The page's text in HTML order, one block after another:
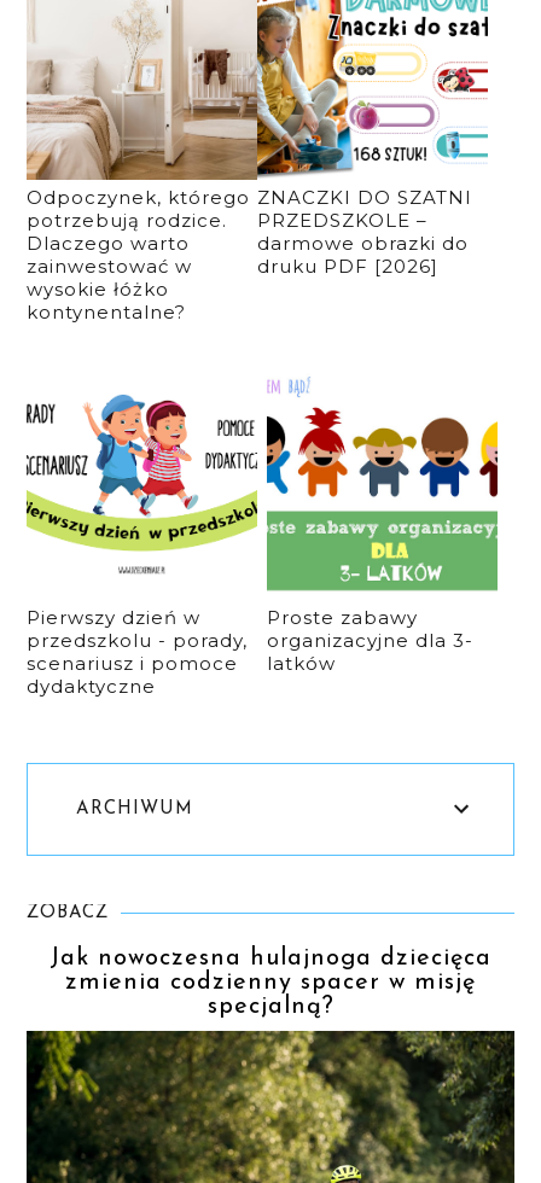
Odpoczynek, którego
potrzebują rodzice.
Dlaczego warto
zainwestować w
wysokie łóżko
kontynentalne?
ZNACZKI DO SZATNI
PRZEDSZKOLE –
darmowe obrazki do
druku PDF [2026]
Pierwszy dzień w
przedszkolu - porady,
scenariusz i pomoce
dydaktyczne
Proste zabawy
organizacyjne dla 3-
latków
ARCHIWUM
ZOBACZ
Jak nowoczesna hulajnoga dziecięca
zmienia codzienny spacer w misję
specjalną?